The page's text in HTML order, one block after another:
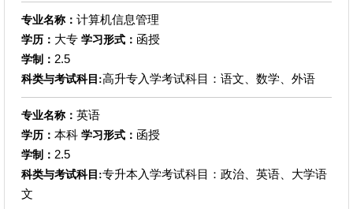
专业名称： 计算机信息管理
学历： 大专 学习形式： 函授
学制： 2.5
科类与考试科目:高升专入学考试科目：语文、数学、外语
专业名称： 英语
学历： 本科 学习形式： 函授
学制： 2.5
科类与考试科目:专升本入学考试科目：政治、英语、大学语
文